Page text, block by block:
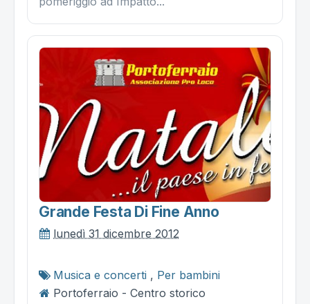
Grande Festa Di Fine Anno
lunedì 31 dicembre 2012
Musica e concerti , Per bambini
Portoferraio - Centro storico